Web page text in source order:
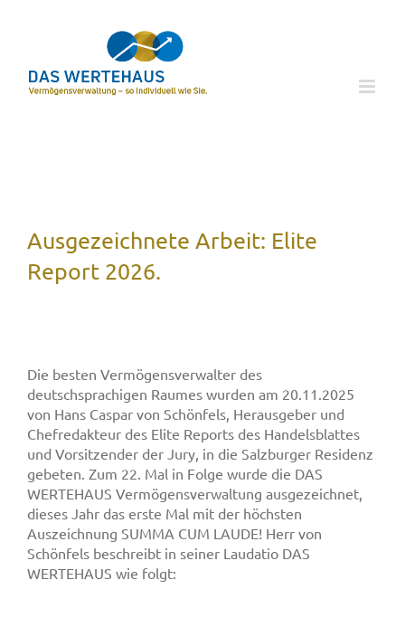
Ausgezeichnete Arbeit: Elite
Report 2026.
Die besten Vermögensverwalter des
deutschsprachigen Raumes wurden am 20.11.2025
von Hans Caspar von Schönfels, Herausgeber und
Chefredakteur des Elite Reports des Handelsblattes
und Vorsitzender der Jury, in die Salzburger Residenz
gebeten. Zum 22. Mal in Folge wurde die DAS
WERTEHAUS Vermögensverwaltung ausgezeichnet,
dieses Jahr das erste Mal mit der höchsten
Auszeichnung SUMMA CUM LAUDE! Herr von
Schönfels beschreibt in seiner Laudatio DAS
WERTEHAUS wie folgt: